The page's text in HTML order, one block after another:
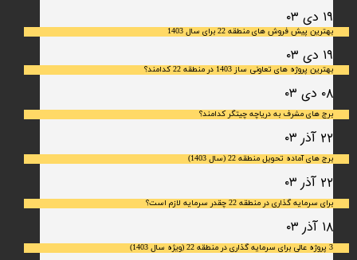
۱۹ دی ۰۳
بهترین پیش فروش های منطقه 22 برای سال 1403
۱۹ دی ۰۳
بهترین پروژه های تعاونی ساز 1403 در منطقه 22 کدامند؟
۰۸ دی ۰۳
برج های مشرف به دریاچه چیتگر کدامند؟
۲۲ آذر ۰۳
برج های آماده تحویل منطقه 22 (سال 1403)
۲۲ آذر ۰۳
برای سرمایه‌ گذاری در منطقه 22 چقدر سرمایه لازم است؟
۱۸ آذر ۰۳
3 پروژه عالی برای سرمایه گذاری در منطقه 22 (ویژه سال 1403)